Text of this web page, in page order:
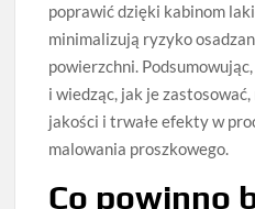
poprawić dzięki kabinom
minimalizują ryzyko
powierzchni.
i wiedząc, jak je
jakości i trwałe efekty w
malowania proszkowego.
Co powinno